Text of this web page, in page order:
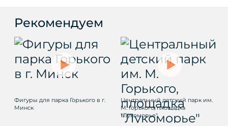
Рекомендуем
Фигуры для парка Горького в г.
Минск
Центральный детский парк им.
М. Горького, площадка
"Лукоморье"